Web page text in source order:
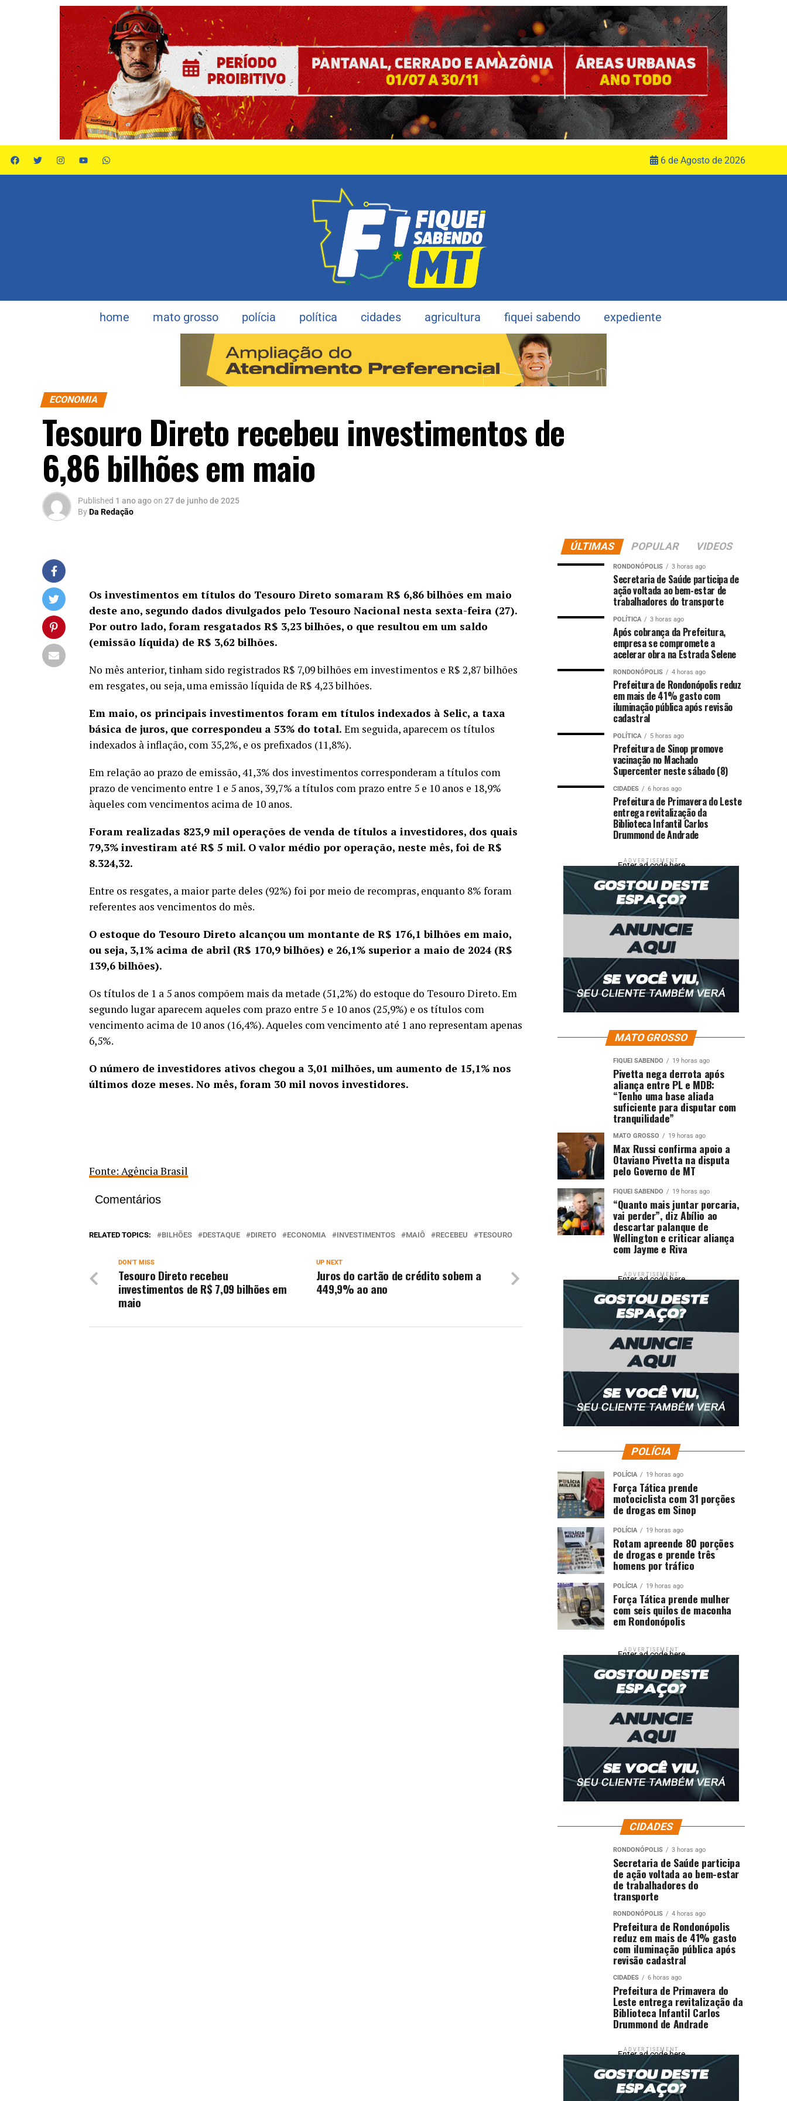
6 de Agosto de 2026
home mato grosso polícia política cidades agricultura fiquei sabendo expediente
ECONOMIA
Tesouro Direto recebeu investimentos de
6,86 bilhões em maio
Published 1 ano agoon 27 de junho de 2025
ByDa Redação
Os investimentos em títulos do Tesouro Direto somaram R$ 6,86 bilhões em maio
deste ano, segundo dados divulgados pelo Tesouro Nacional nesta sexta-feira (27).
Por outro lado, foram resgatados R$ 3,23 bilhões, o que resultou em um saldo
(emissão líquida) de R$ 3,62 bilhões.
No mês anterior, tinham sido registrados R$ 7,09 bilhões em investimentos e R$ 2,87 bilhões
em resgates, ou seja, uma emissão líquida de R$ 4,23 bilhões.
Em maio, os principais investimentos foram em títulos indexados à Selic, a taxa
básica de juros, que correspondeu a 53% do total. Em seguida, aparecem os títulos
indexados à inflação, com 35,2%, e os prefixados (11,8%).
Em relação ao prazo de emissão, 41,3% dos investimentos corresponderam a títulos com
prazo de vencimento entre 1 e 5 anos, 39,7% a títulos com prazo entre 5 e 10 anos e 18,9%
àqueles com vencimentos acima de 10 anos.
Foram realizadas 823,9 mil operações de venda de títulos a investidores, dos quais
79,3% investiram até R$ 5 mil. O valor médio por operação, neste mês, foi de R$
8.324,32.
Entre os resgates, a maior parte deles (92%) foi por meio de recompras, enquanto 8% foram
referentes aos vencimentos do mês.
O estoque do Tesouro Direto alcançou um montante de R$ 176,1 bilhões em maio,
ou seja, 3,1% acima de abril (R$ 170,9 bilhões) e 26,1% superior a maio de 2024 (R$
139,6 bilhões).
Os títulos de 1 a 5 anos compõem mais da metade (51,2%) do estoque do Tesouro Direto. Em
segundo lugar aparecem aqueles com prazo entre 5 e 10 anos (25,9%) e os títulos com
vencimento acima de 10 anos (16,4%). Aqueles com vencimento até 1 ano representam apenas
6,5%.
O número de investidores ativos chegou a 3,01 milhões, um aumento de 15,1% nos
últimos doze meses. No mês, foram 30 mil novos investidores.
Fonte: Agência Brasil
Comentários
RELATED TOPICS: BILHÕES DESTAQUE DIRETO ECONOMIA INVESTIMENTOS MAIÔ RECEBEU TESOURO
UP NEXT
Juros do cartão de crédito sobem a
449,9% ao ano
DON'T MISS
Tesouro Direto recebeu
investimentos de R$ 7,09 bilhões em
maio
ÚLTIMAS POPULAR VIDEOS
RONDONÓPOLIS 3 horas ago
Secretaria de Saúde participa de
ação voltada ao bem-estar de
trabalhadores do transporte
POLÍTICA 3 horas ago
Após cobrança da Prefeitura,
empresa se compromete a
acelerar obra na Estrada Selene
RONDONÓPOLIS 4 horas ago
Prefeitura de Rondonópolis reduz
em mais de 41% gasto com
iluminação pública após revisão
cadastral
POLÍTICA 5 horas ago
Prefeitura de Sinop promove
vacinação no Machado
Supercenter neste sábado (8)
CIDADES 6 horas ago
Prefeitura de Primavera do Leste
entrega revitalização da
Biblioteca Infantil Carlos
Drummond de Andrade
ADVERTISEMENT
Enter ad code here
MATO GROSSO
FIQUEI SABENDO 19 horas ago
Pivetta nega derrota após
aliança entre PL e MDB:
“Tenho uma base aliada
suficiente para disputar com
tranquilidade”
MATO GROSSO 19 horas ago
Max Russi confirma apoio a
Otaviano Pivetta na disputa
pelo Governo de MT
FIQUEI SABENDO 19 horas ago
“Quanto mais juntar porcaria,
vai perder”, diz Abílio ao
descartar palanque de
Wellington e criticar aliança
com Jayme e Riva
ADVERTISEMENT
Enter ad code here
POLÍCIA
POLÍCIA 19 horas ago
Força Tática prende
motociclista com 31 porções
de drogas em Sinop
POLÍCIA 19 horas ago
Rotam apreende 80 porções
de drogas e prende três
homens por tráfico
POLÍCIA 19 horas ago
Força Tática prende mulher
com seis quilos de maconha
em Rondonópolis
ADVERTISEMENT
Enter ad code here
CIDADES
RONDONÓPOLIS 3 horas ago
Secretaria de Saúde participa
de ação voltada ao bem-estar
de trabalhadores do
transporte
RONDONÓPOLIS 4 horas ago
Prefeitura de Rondonópolis
reduz em mais de 41% gasto
com iluminação pública após
revisão cadastral
CIDADES 6 horas ago
Prefeitura de Primavera do
Leste entrega revitalização da
Biblioteca Infantil Carlos
Drummond de Andrade
ADVERTISEMENT
Enter ad code here